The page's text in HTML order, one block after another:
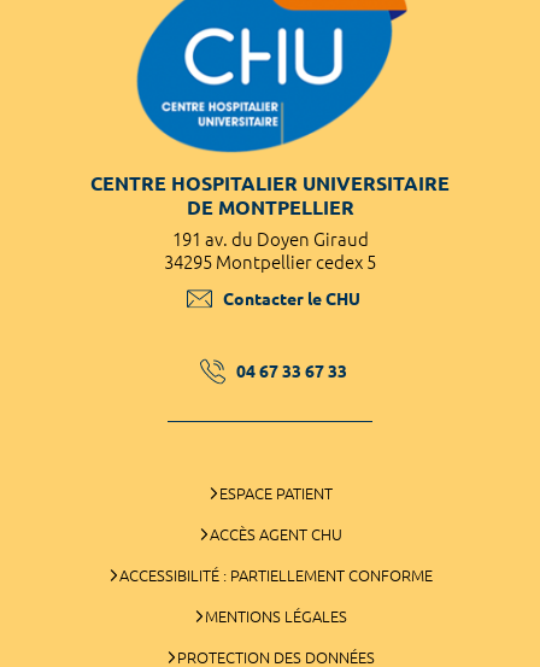
CENTRE HOSPITALIER UNIVERSITAIRE
DE MONTPELLIER
191 av. du Doyen Giraud
34295 Montpellier cedex 5
Contacter le CHU
04 67 33 67 33
ESPACE PATIENT
ACCÈS AGENT CHU
ACCESSIBILITÉ : PARTIELLEMENT CONFORME
MENTIONS LÉGALES
PROTECTION DES DONNÉES